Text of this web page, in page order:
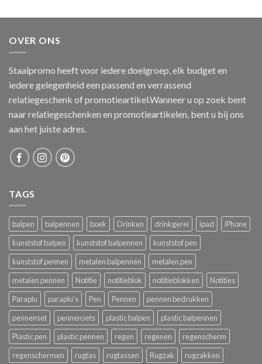
OVER ONS
Staalpromo heeft voor iedere doelgroep, elk budget en
iedere gelegenheid een passend en verrassend
relatiegeschenk of promotieartikel.Wanneer u op zoek bent
naar relatiegeschenken en promotieartikelen, bent u bij ons
aan het juiste adres.
TAGS
balpen balpennen boek Drinken drinkgerei ipad
iPhone
kunststof balpen
kunststof balpennen
kunststof pen
kunststof pennen
metalen balpennen
metalen pen
metalen pennen
Notitie notitieblok notitieblokken
Notities
Paraplu
paraplu's Pen Pennen
pennen bedrukken
pennenset
pennensets plastic balpen
plastic balpennen
Plastic pen
plastic pennen regen regenen
regenscherm
regenschermen
rugtas rugtassen Rugzak rugzakken